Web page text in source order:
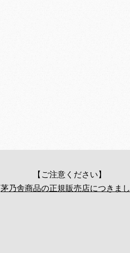
【ご注意ください】
茅乃舎商品の正規販売店につきま